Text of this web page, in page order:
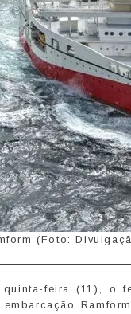
(Foto:
feira (11), o